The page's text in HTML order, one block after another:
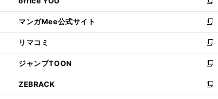
開
く
ィ
ン
ド
ウ
で
開
く
い
ウ
ィ
ン
ド
ウ
で
開
く
新
し
い
ウ
ィ
ン
ド
ウ
で
開
マンガMee公式サイト
新
し
い
ウ
ィ
ン
ド
ウ
リマコミ
新
し
い
ウ
ィ
ン
ジャンプTOON
新
し
い
ウ
ZEBRACK
新
し